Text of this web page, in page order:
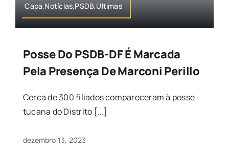
Capa,Notícias,PSDB,Últimas
Posse Do PSDB-DF É Marcada
Pela Presença De Marconi Perillo
Cerca de 300 filiados compareceram à posse
tucana do Distrito [...]
dezembro 13, 2023